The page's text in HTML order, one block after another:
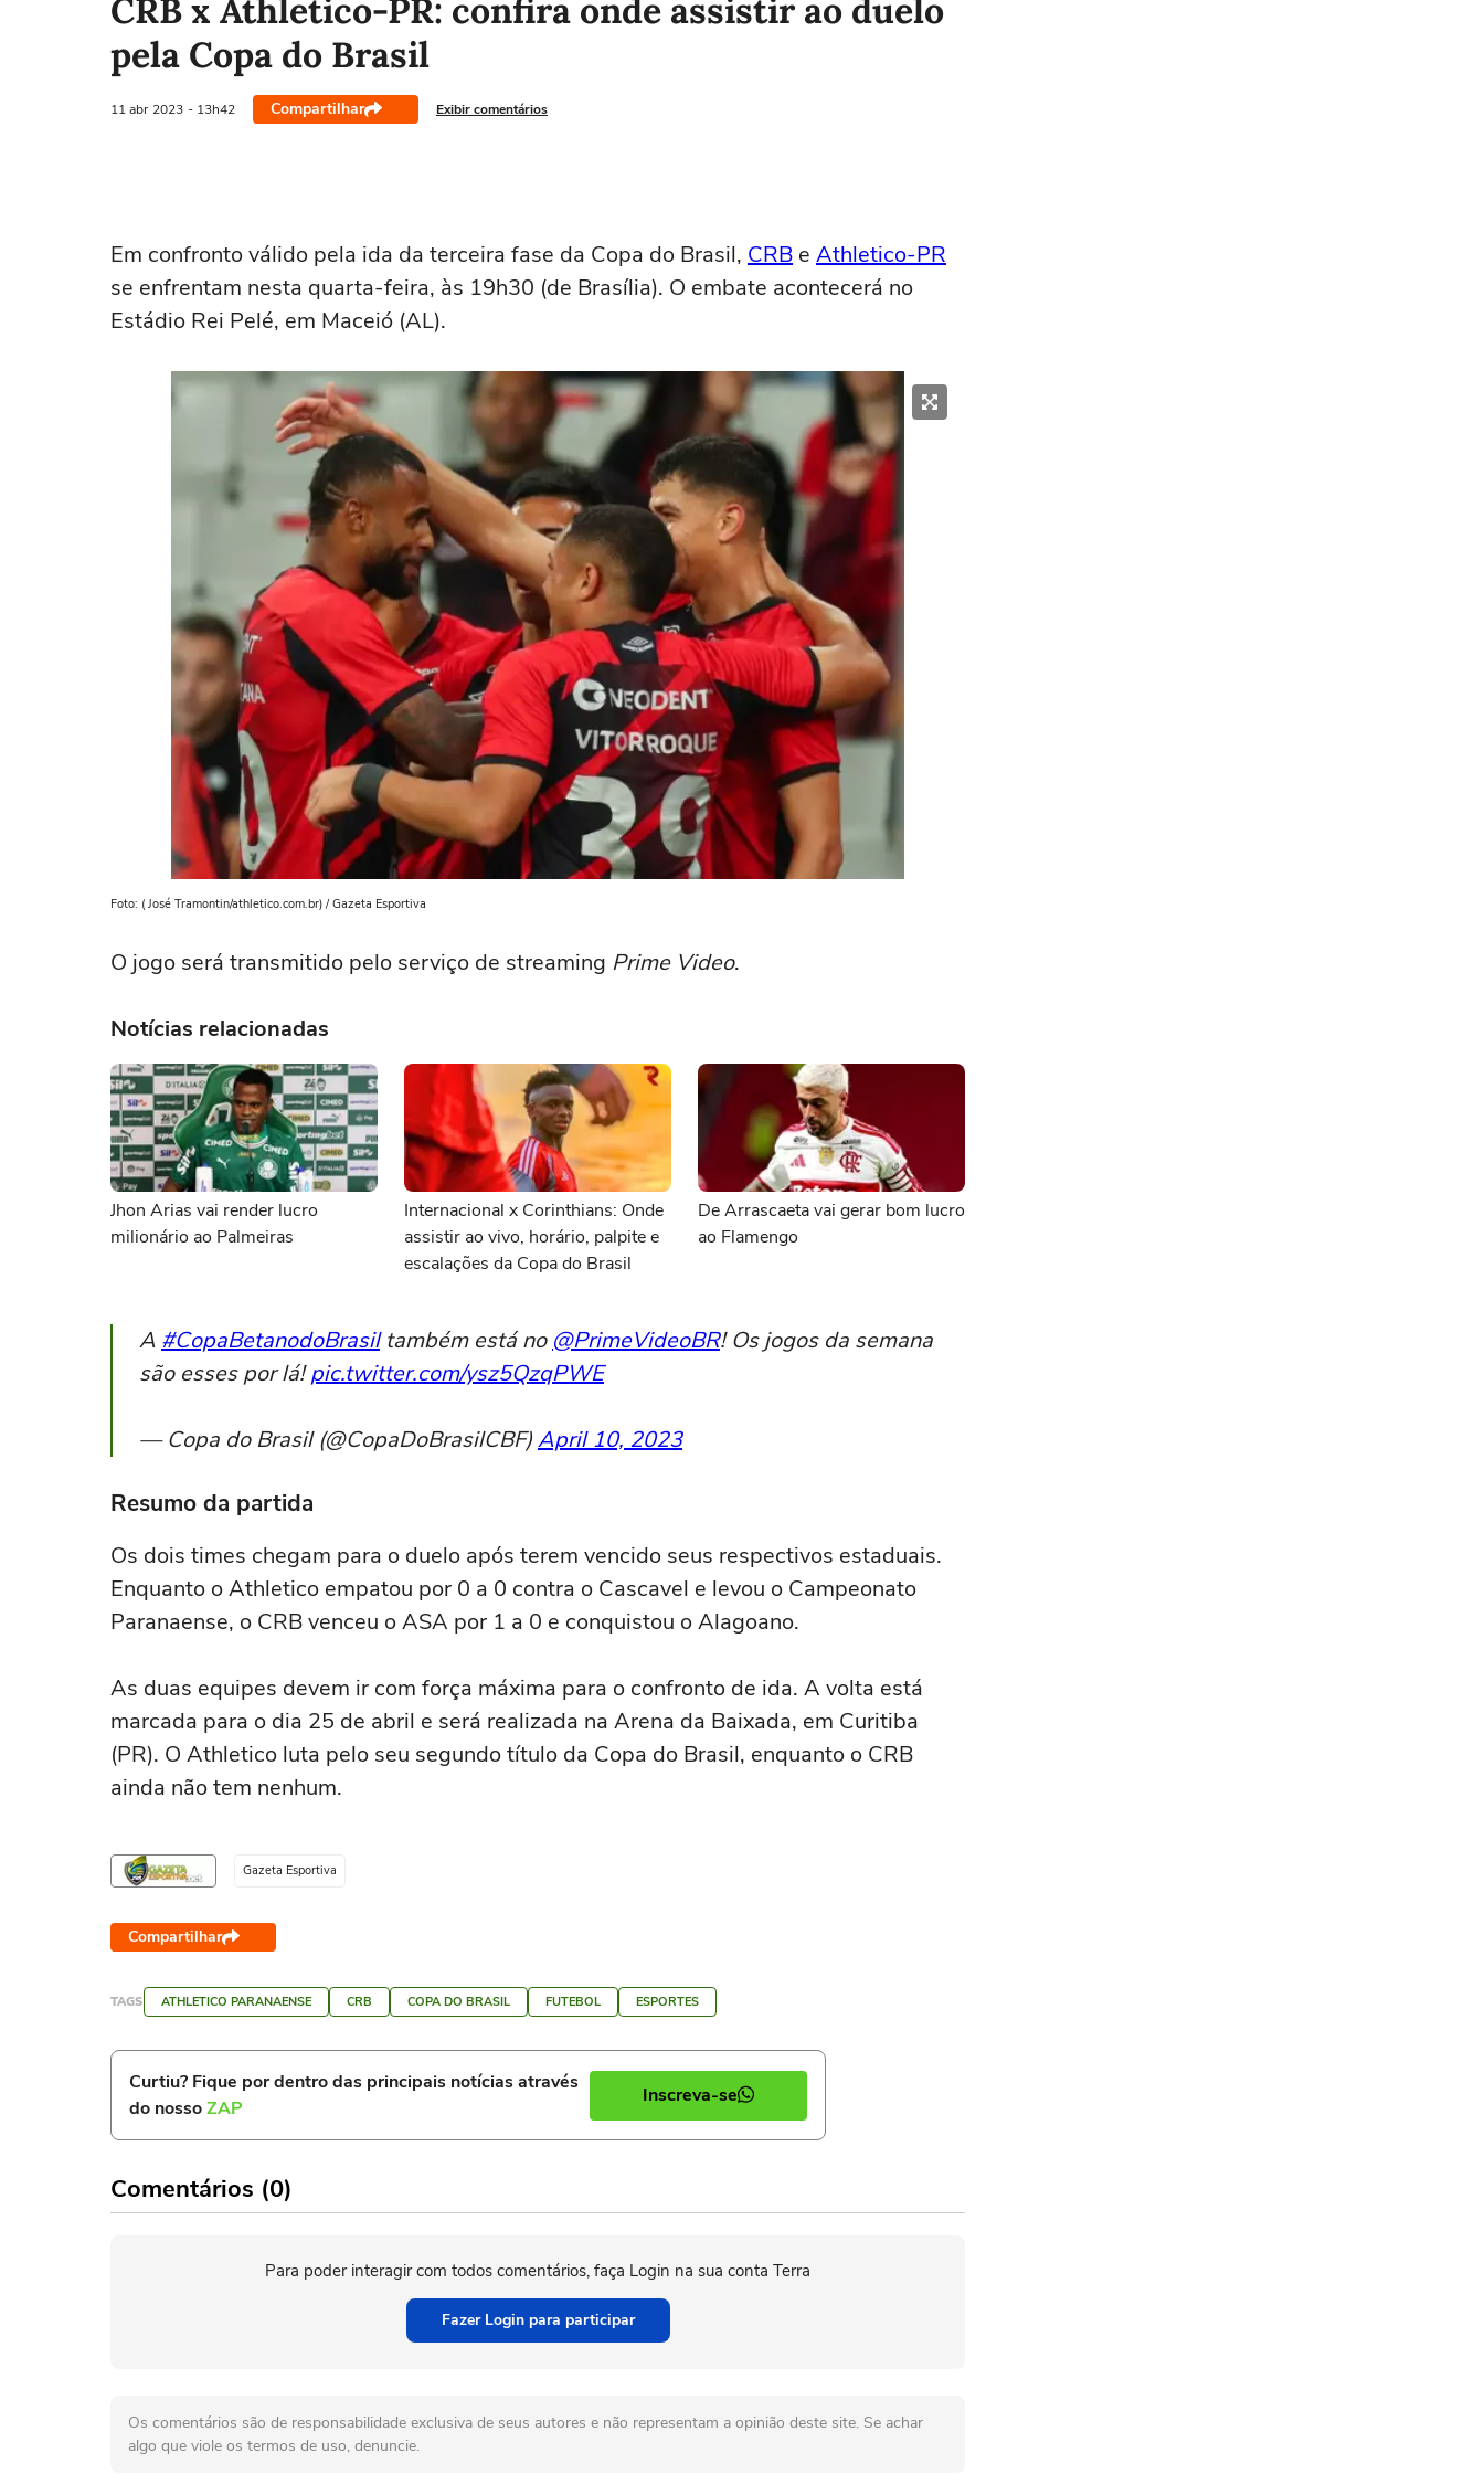
CRB x Athletico-PR: confira onde assistir ao duelo
pela Copa do Brasil
11 abr 2023 - 13h42 Compartilhar Exibir comentários
Em confronto válido pela ida da terceira fase da Copa do Brasil, CRB e Athletico-PR
se enfrentam nesta quarta-feira, às 19h30 (de Brasília). O embate acontecerá no
Estádio Rei Pelé, em Maceió (AL).
Foto: ( José Tramontin/athletico.com.br) / Gazeta Esportiva
O jogo será transmitido pelo serviço de streaming Prime Video.
Notícias relacionadas
Jhon Arias vai render lucro
milionário ao Palmeiras
Internacional x Corinthians: Onde
assistir ao vivo, horário, palpite e
escalações da Copa do Brasil
De Arrascaeta vai gerar bom lucro
ao Flamengo
A #CopaBetanodoBrasiltambém está no @PrimeVideoBR! Os jogos da semana
são esses por lá!pic.twitter.com/ysz5QzqPWE
— Copa do Brasil (@CopaDoBrasilCBF)April 10, 2023
Resumo da partida
Os dois times chegam para o duelo após terem vencido seus respectivos estaduais.
Enquanto o Athletico empatou por 0 a 0 contra o Cascavel e levou o Campeonato
Paranaense, o CRB venceu o ASA por 1 a 0 e conquistou o Alagoano.
As duas equipes devem ir com força máxima para o confronto de ida. A volta está
marcada para o dia 25 de abril e será realizada na Arena da Baixada, em Curitiba
(PR). O Athletico luta pelo seu segundo título da Copa do Brasil, enquanto o CRB
ainda não tem nenhum.
Gazeta Esportiva
Compartilhar
TAGS ATHLETICO PARANAENSE CRB COPA DO BRASIL FUTEBOL ESPORTES
Curtiu? Fique por dentro das principais notícias através
do nossoZAP
Inscreva-se
Comentários (0)
Para poder interagir com todos comentários, faça Login na sua conta Terra
Fazer Login para participar
Os comentários são de responsabilidade exclusiva de seus autores e não representam a opinião deste site. Se achar
algo que viole os termos de uso, denuncie.